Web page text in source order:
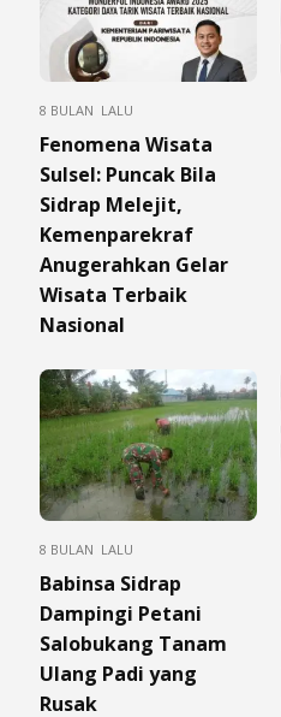
8 BULAN LALU
Fenomena Wisata
Sulsel: Puncak Bila
Sidrap Melejit,
Kemenparekraf
Anugerahkan Gelar
Wisata Terbaik
Nasional
8 BULAN LALU
Babinsa Sidrap
Dampingi Petani
Salobukang Tanam
Ulang Padi yang
Rusak